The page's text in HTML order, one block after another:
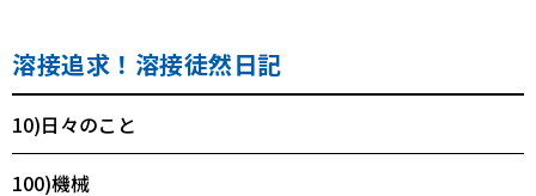
溶接追求！溶接徒然日記
10)日々のこと
100)機械